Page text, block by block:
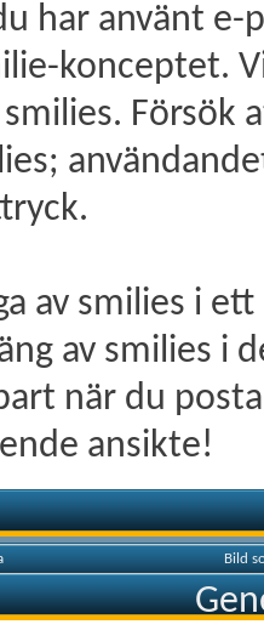
har använt
konceptet.
Försök
av smilies i
av smilies i
när du
ansikte!
Bild